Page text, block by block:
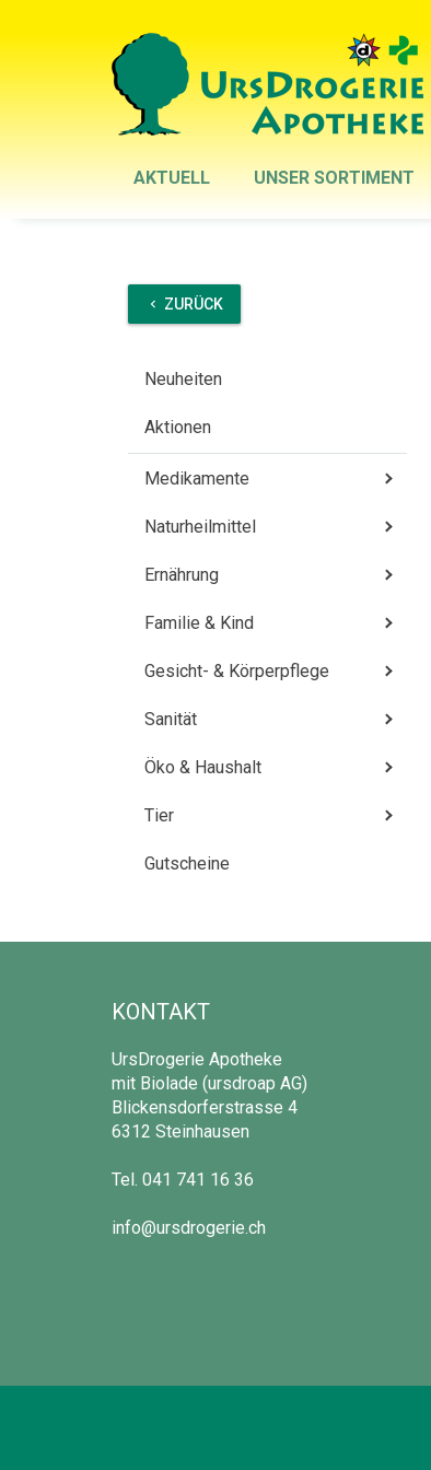
AKTUELL UNSER SORTIMENT
chevron_left ZURÜCK
Neuheiten
Aktionen
Medikamente
Naturheilmittel
Ernährung
Familie & Kind
Gesicht- & Körperpflege
Sanität
Öko & Haushalt
Tier
Gutscheine
KONTAKT
UrsDrogerie Apotheke
mit Biolade (ursdroap AG)
Blickensdorferstrasse 4
6312 Steinhausen
Tel. 041 741 16 36
info@ursdrogerie.ch